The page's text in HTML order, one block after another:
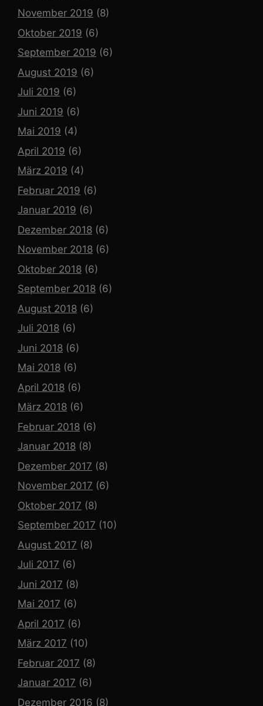
November 2019 (8)
Oktober 2019 (6)
September 2019 (6)
August 2019 (6)
Juli 2019 (6)
Juni 2019 (6)
Mai 2019 (4)
April 2019 (6)
März 2019 (4)
Februar 2019 (6)
Januar 2019 (6)
Dezember 2018 (6)
November 2018 (6)
Oktober 2018 (6)
September 2018 (6)
August 2018 (6)
Juli 2018 (6)
Juni 2018 (6)
Mai 2018 (6)
April 2018 (6)
März 2018 (6)
Februar 2018 (6)
Januar 2018 (8)
Dezember 2017 (8)
November 2017 (6)
Oktober 2017 (8)
September 2017 (10)
August 2017 (8)
Juli 2017 (6)
Juni 2017 (8)
Mai 2017 (6)
April 2017 (6)
März 2017 (10)
Februar 2017 (8)
Januar 2017 (6)
Dezember 2016 (8)